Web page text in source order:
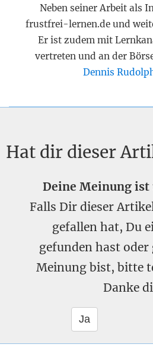
Neben seiner Arbeit als
frustfrei-lernen.de und
Er ist zudem mit
vertreten und an der
Dennis
Hat dir dieser
Deine Meinung
Falls Dir dieser
gefallen hat, Du
gefunden hast oder
Meinung bist, bitte
Danke